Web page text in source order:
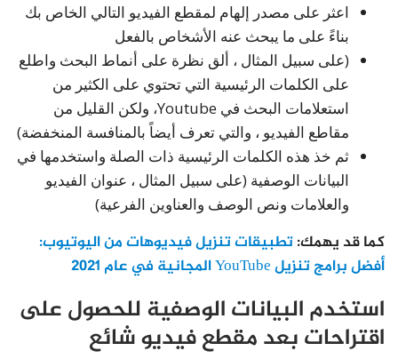
اعثر على مصدر إلهام لمقطع الفيديو التالي الخاص بك
بناءً على ما يبحث عنه الأشخاص بالفعل
(على سبيل المثال ، ألق نظرة على أنماط البحث واطلع
على الكلمات الرئيسية التي تحتوي على الكثير من
استعلامات البحث في Youtube، ولكن القليل من
مقاطع الفيديو ، والتي تعرف أيضاً بالمنافسة المنخفضة)
ثم خذ هذه الكلمات الرئيسية ذات الصلة واستخدمها في
البيانات الوصفية (على سبيل المثال ، عنوان الفيديو
والعلامات ونص الوصف والعناوين الفرعية)
كما قد يهمك:تطبيقات تنزيل فيديوهات من اليوتيوب:
أفضل برامج تنزيل YouTube المجانية في عام 2021
استخدم البيانات الوصفية للحصول على
اقتراحات بعد مقطع فيديو شائع